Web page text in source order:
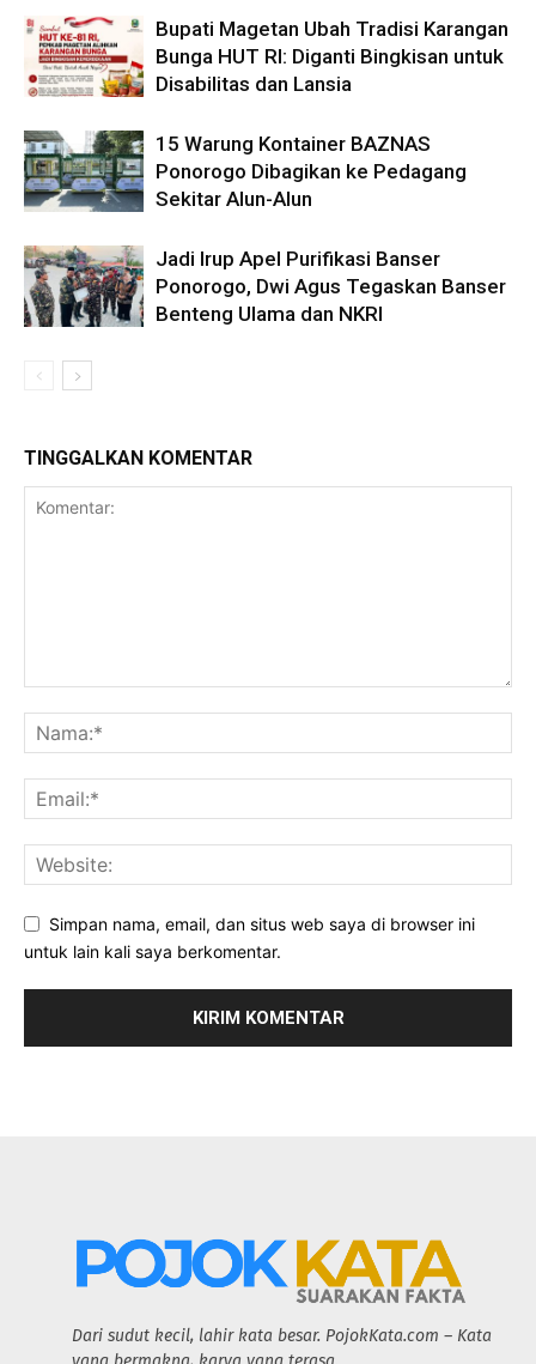
Bupati Magetan Ubah Tradisi Karangan
Bunga HUT RI: Diganti Bingkisan untuk
Disabilitas dan Lansia
15 Warung Kontainer BAZNAS
Ponorogo Dibagikan ke Pedagang
Sekitar Alun-Alun
Jadi Irup Apel Purifikasi Banser
Ponorogo, Dwi Agus Tegaskan Banser
Benteng Ulama dan NKRI
TINGGALKAN KOMENTAR
Simpan nama, email, dan situs web saya di browser ini
untuk lain kali saya berkomentar.
Dari sudut kecil, lahir kata besar. PojokKata.com – Kata